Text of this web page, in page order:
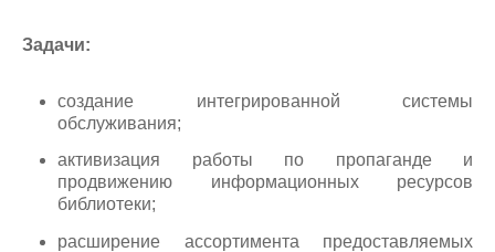
Задачи:
создание интегрированной системы
обслуживания;
активизация работы по пропаганде и
продвижению информационных ресурсов
библиотеки;
расширение ассортимента предоставляемых